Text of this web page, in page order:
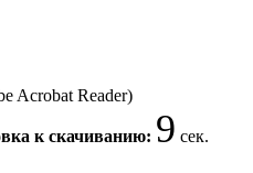
Acrobat Reader)
к скачиванию: 9 сек.